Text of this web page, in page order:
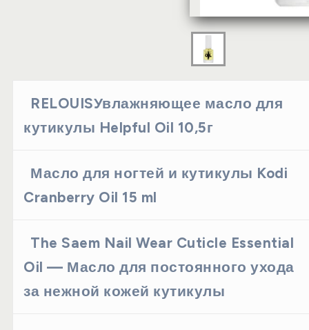
RELOUISУвлажняющее масло для
кутикулы Helpful Oil 10,5г
Масло для ногтей и кутикулы Kodi
Cranberry Oil 15 ml
The Saem Nail Wear Cuticle Essential
Oil — Масло для постоянного ухода
за нежной кожей кутикулы